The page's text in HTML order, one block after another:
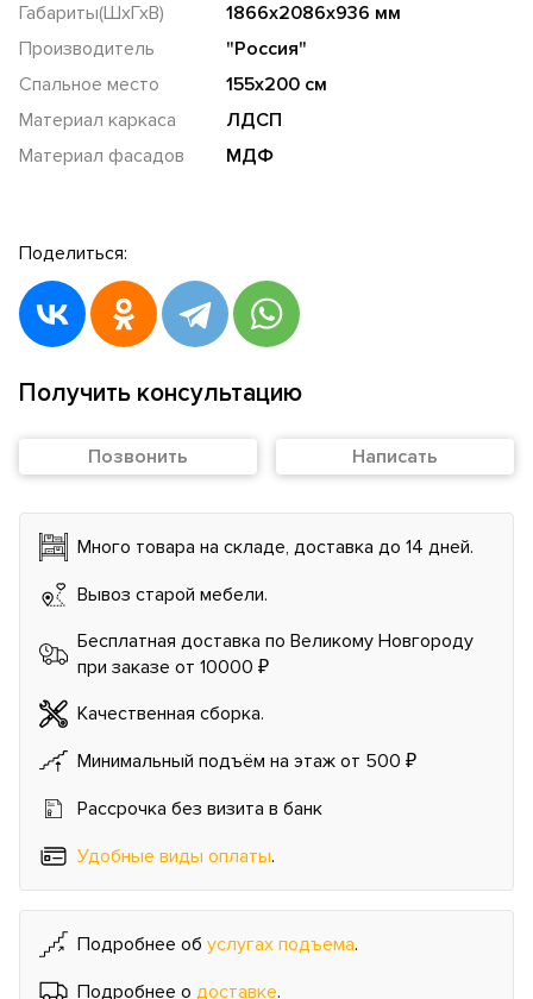
Габариты(ШхГхВ)
1866х2086х936 мм
Производитель
"Россия"
Спальное место
155х200 см
Материал каркаса
ЛДСП
Материал фасадов
МДФ
Поделиться:
Получить консультацию
Позвонить Написать
Много товара на складе, доставка до 14 дней.
Вывоз старой мебели.
Бесплатная доставка по Великому Новгороду
при заказе от 10000 ₽
Качественная сборка.
Минимальный подъём на этаж от 500 ₽
Рассрочка без визита в банк
Удобные виды оплаты.
Подробнее об услугах подъема.
Подробнее о доставке.